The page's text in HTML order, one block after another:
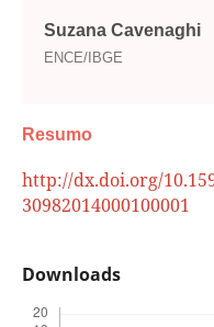
Suzana Cavenaghi
ENCE/IBGE
Resumo
http://dx.doi.org/
30982014000100001
Downloads